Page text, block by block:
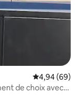
Note
4,94 (69)
de choix avec